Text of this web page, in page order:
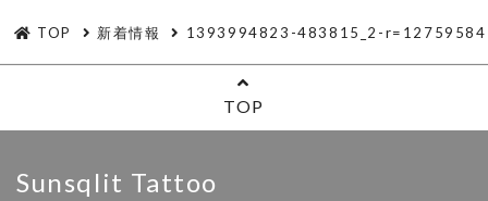
TOP 新着情報 1393994823-483815_2-
TOP
Sunsqlit Tattoo